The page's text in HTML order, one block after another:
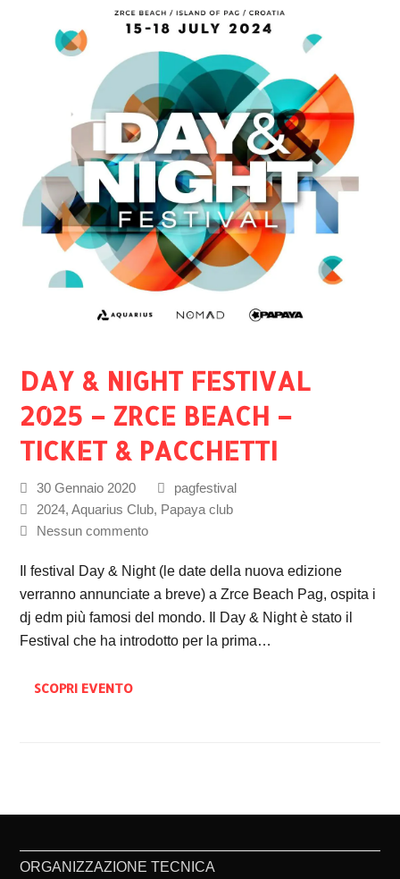
DAY & NIGHT FESTIVAL
2025 – ZRCE BEACH –
TICKET & PACCHETTI
30 Gennaio 2020
pagfestival
2024,Aquarius Club, Papaya club
Nessun commento
Il festival Day & Night (le date della nuova edizione
verranno annunciate a breve) a Zrce Beach Pag, ospita i
dj edm più famosi del mondo. Il Day & Night è stato il
Festival che ha introdotto per la prima…
SCOPRI EVENTO
ORGANIZZAZIONE TECNICA